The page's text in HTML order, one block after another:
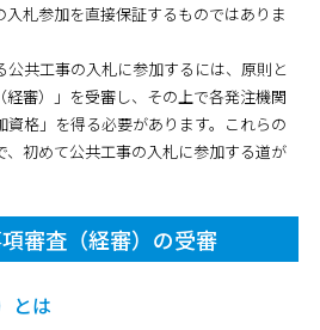
札参加を直接保証するものではありま
公共工事の入札に参加するには、原則と
審）」 を受審し、その上で各発注機関
格」 を得る必要があります。これらの
初めて公共工事の入札に参加する道が
審査（経審）の受審
とは